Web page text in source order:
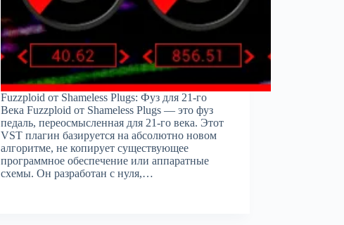
Fuzzploid от Shameless Plugs: Фуз для 21-го
Века Fuzzploid от Shameless Plugs — это фуз
педаль, переосмысленная для 21-го века. Этот
VST плагин базируется на абсолютно новом
алгоритме, не копирует существующее
программное обеспечение или аппаратные
схемы. Он разработан с нуля,…